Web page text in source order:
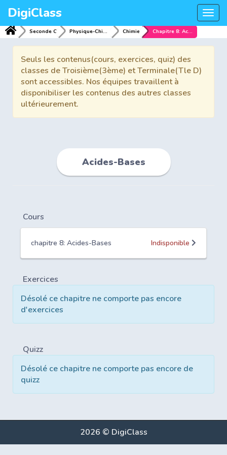
DigiClass
Seconde C Physique-Chimie Chimie Chapitre 8: Acides-Bases
Seuls les contenus(cours, exercices, quiz) des
classes de Troisième(3ème) et Terminale(Tle D)
sont accessibles. Nos équipes travaillent à
disponibiliser les contenus des autres classes
ultérieurement.
Acides-Bases
Cours
chapitre 8: Acides-Bases Indisponible
Exercices
Désolé ce chapitre ne comporte pas encore
d'exercices
Quizz
Désolé ce chapitre ne comporte pas encore de
quizz
2026 © DigiClass